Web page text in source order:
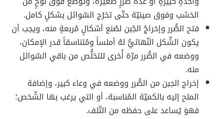
الخشب وفوق صينيّة حتّى تخرُج السّوائل بشكلٍ كامل.
فتح الصُّرر وإخراجُ الجُبن لصُنع أشكالٍ مُربعةٍ منه، ويجب أن
يكون الشّكل النّهائيُّ لهُ أملساً ومُتناسقاً قدر الإمكان،
ووضعه في الصُّرر مرّة أُخرى للتخلُّص من باقي السّوائل
منه.
إخراج الجبن من الصُّرر ووضعه في وعاء كبير، وإضافة
الملح إليه بالكميّة المُناسبة، أو التي يرغب بها الشّخص؛
فهوَ يُساعد على حفظه من التّلف.